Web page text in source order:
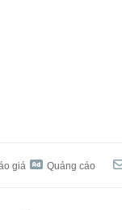
giá Quảng cáo